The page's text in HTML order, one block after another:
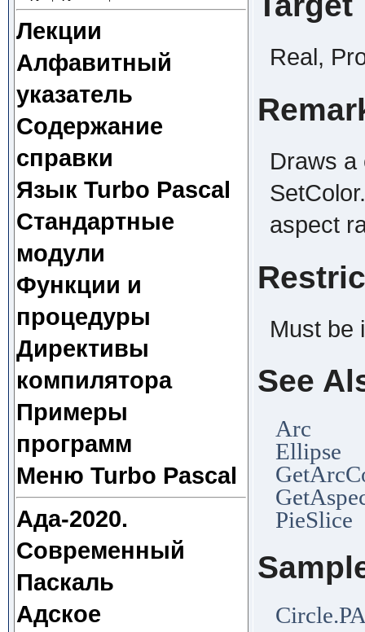
Лекции
Алфавитный
указатель
Содержание
справки
Язык Turbo Pascal
Стандартные
модули
Функции и
процедуры
Директивы
компилятора
Примеры
программ
Меню Turbo Pascal
Ада-2020.
Современный
Паскаль
Адское
Real,
Draws a
aspect
Must be
See
Arc
Ellipse
PieSlice